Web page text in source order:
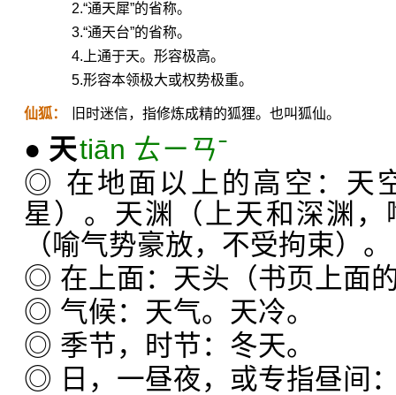
2.“通天犀”的省称。
3.“通天台”的省称。
4.上通于天。形容极高。
5.形容本领极大或权势极重。
仙狐： 旧时迷信，指修炼成精的狐狸。也叫狐仙。
● 天tiān ㄊㄧㄢˉ
◎ 在地面以上的高空：天
星）。天渊（上天和深渊
（喻气势豪放，不受拘束）。
◎ 在上面：天头（书页上面
◎ 气候：天气。天冷。
◎ 季节，时节：冬天。
◎ 日，一昼夜，或专指昼间